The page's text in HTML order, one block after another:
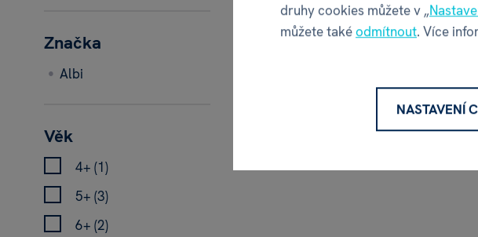
Značka
Albi
Věk
4+ (1)
5+ (3)
6+ (2)
skladem
druhy cookies můžete v „
můžete takéodmítnout. Více
NASTAVENÍ